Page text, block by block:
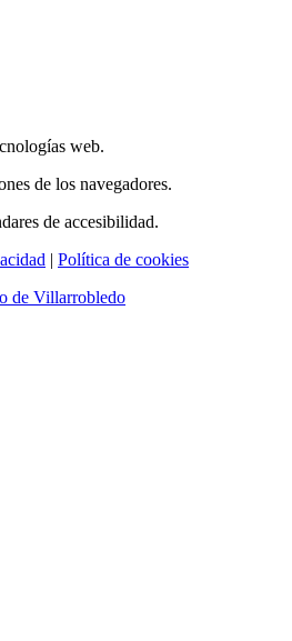
web.
de los navegadores.
de accesibilidad.
| Política de cookies